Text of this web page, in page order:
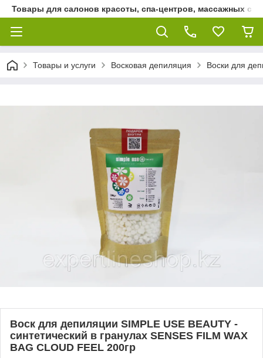
Товары для салонов красоты, спа-центров, массажных
Товары и услуги Восковая депиляция Воски для
Воск для депиляции SIMPLE USE BEAUTY -
синтетический в гранулах SENSES FILM WAX
BAG CLOUD FEEL 200гр